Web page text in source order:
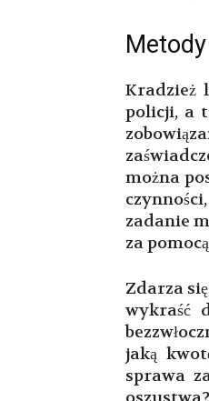
Metody
Kradzież
policji, a
można
zadanie
za
Zdarza
wykraść
jaką
sprawa